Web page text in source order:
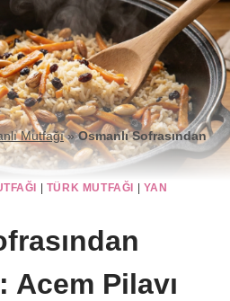
Mutfağı»Osmanlı Sofrasından
TÜRK MUTFAĞI
YAN
Acem Pilavı